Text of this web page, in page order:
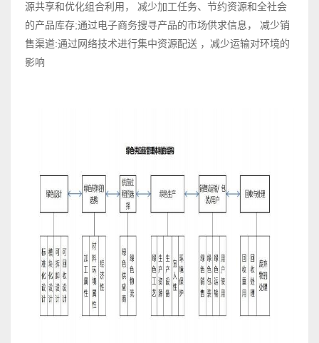
源共享和优化组合利用， 减少加工任务、节约资源和全社会
的产品库存;通过电子商务搜寻产品的市场供求信息， 减少销
售渠道:通过网络技术进行集中资源配送 ，减少运输对环境的
影响